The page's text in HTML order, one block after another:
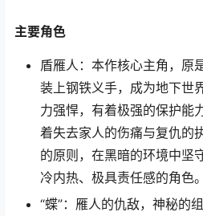
主要角色
盾雁人：本作核心主角，原
装上钢铁义手，成为地下世
力强悍，有着极强的保护能
着失去家人的伤痛与复仇的
的原则，在黑暗的环境中坚
冷内热、极具责任感的角色。
“蝶”：雁人的仇敌，神秘的